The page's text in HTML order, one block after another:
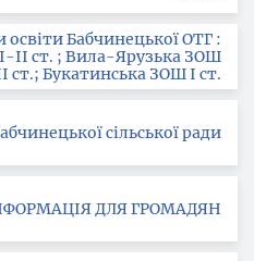
освіти Бабчинецької ОТГ :
ІІ ст. ; Вила-Ярузька ЗОШ
ст.; Букатинська ЗОШ І ст.
сільської ради
ІНФОРМАЦІЯ ДЛЯ ГРОМАДЯН